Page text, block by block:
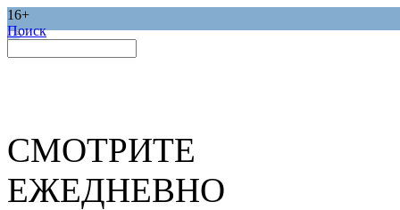
16+
Поиск
СМОТРИТЕ
ЕЖЕДНЕВНО